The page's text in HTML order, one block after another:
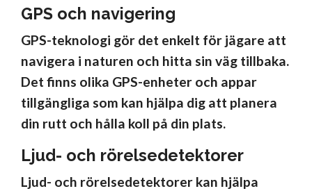
GPS och navigering
GPS-teknologi gör det enkelt för jägare att
navigera i naturen och hitta sin väg tillbaka.
Det finns olika GPS-enheter och appar
tillgängliga som kan hjälpa dig att planera
din rutt och hålla koll på din plats.
Ljud- och rörelsedetektorer
Ljud- och rörelsedetektorer kan hjälpa